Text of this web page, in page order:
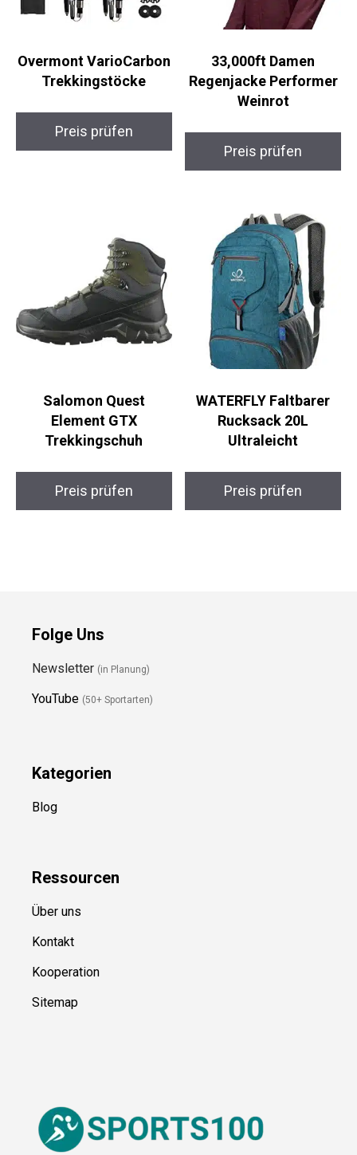
Overmont VarioCarbon
Trekkingstöcke
Preis prüfen
33,000ft Damen
Regenjacke Performer
Weinrot
Preis prüfen
Salomon Quest
Element GTX
Trekkingschuh
Preis prüfen
WATERFLY Faltbarer
Rucksack 20L
Ultraleicht
Preis prüfen
Folge Uns
Newsletter (in Planung)
YouTube (50+ Sportarten)
Kategorien
Blog
Ressourcen
Über uns
Kontakt
Kooperation
Sitemap